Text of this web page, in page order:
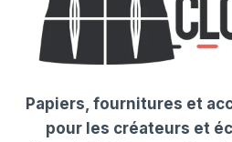
Papiers, fournitures et
pour les créateurs et